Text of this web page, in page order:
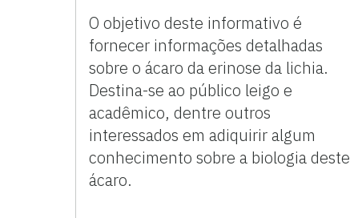
O objetivo deste informativo é
fornecer informações detalhadas
sobre o ácaro da erinose da lichia.
Destina-se ao público leigo e
acadêmico, dentre outros
interessados em adiquirir algum
conhecimento sobre a biologia deste
ácaro.